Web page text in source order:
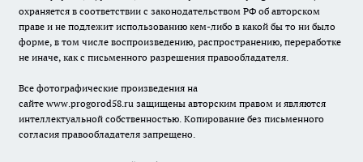
охраняется в соответствии с законодательством РФ об авторском
праве и не подлежит использованию кем-либо в какой бы то ни было
форме, в том числе воспроизведению, распространению, переработке
не иначе, как с письменного разрешения правообладателя.
Все фотографические произведения на
сайте www.progorod58.ru защищены авторским правом и являются
интеллектуальной собственностью. Копирование без письменного
согласия правообладателя запрещено.